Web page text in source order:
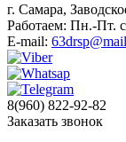
г. Самара,
Работаем: Пн.-Пт.
E-mail:
8(960) 822-92-82
Заказать звонок